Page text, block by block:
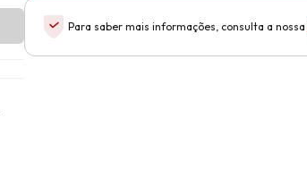
Para saber mais informações, consulta a nossa